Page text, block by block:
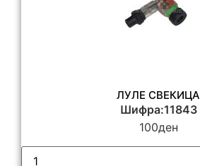
ЛУЛЕ СВЕКИЦА
Шифра:11843
100ден